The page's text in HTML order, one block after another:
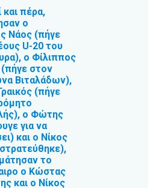
πέρα,
ο
Νάος (πήγε
U-20 του
ο Φίλιππος
στον
Βιταλάδων),
(πήγε
ο Φώτης
για να
και ο Νίκος
το
ο Κώστας
και ο Νίκος